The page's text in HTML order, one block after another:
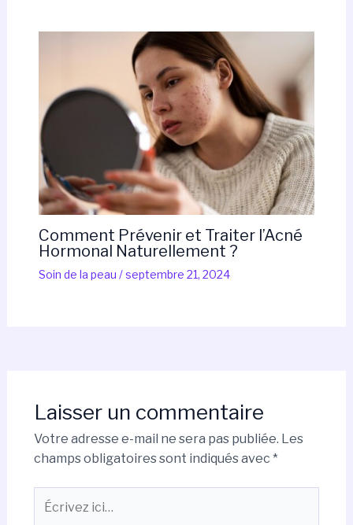
Comment Prévenir et Traiter l’Acné
Hormonal Naturellement ?
Soin de la peau /septembre 21, 2024
Laisser un commentaire
Votre adresse e-mail ne sera pas publiée. Les
champs obligatoires sont indiqués avec *
Écrivez
ici…